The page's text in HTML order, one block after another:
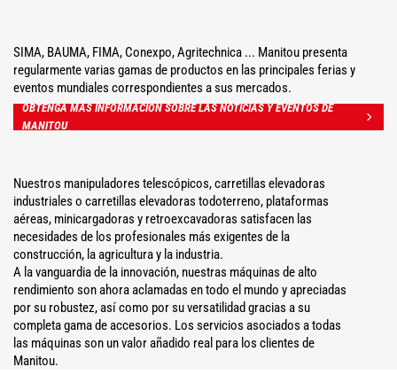
SIMA, BAUMA, FIMA, Conexpo, Agritechnica ... Manitou presenta
regularmente varias gamas de productos en las principales ferias y
eventos mundiales correspondientes a sus mercados.
OBTENGA MÁS INFORMACIÓN SOBRE LAS NOTICIAS Y EVENTOS DE
MANITOU
Nuestros manipuladores telescópicos, carretillas elevadoras
industriales o carretillas elevadoras todoterreno, plataformas
aéreas, minicargadoras y retroexcavadoras satisfacen las
necesidades de los profesionales más exigentes de la
construcción, la agricultura y la industria.
A la vanguardia de la innovación, nuestras máquinas de alto
rendimiento son ahora aclamadas en todo el mundo y apreciadas
por su robustez, así como por su versatilidad gracias a su
completa gama de accesorios. Los servicios asociados a todas
las máquinas son un valor añadido real para los clientes de
Manitou.